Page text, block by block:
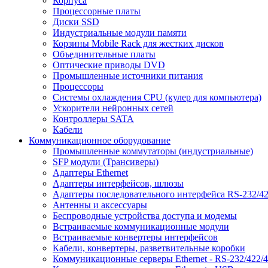
Процессорные платы
Диски SSD
Индустриальные модули памяти
Корзины Mobile Rack для жестких дисков
Объединительные платы
Оптические приводы DVD
Промышленные источники питания
Процессоры
Системы охлаждения CPU (кулер для компьютера)
Ускорители нейронных сетей
Контроллеры SATA
Кабели
Коммуникационное оборудование
Промышленные коммутаторы (индустриальные)
SFP модули (Трансиверы)
Адаптеры Ethernet
Адаптеры интерфейсов, шлюзы
Адаптеры последовательного интерфейса RS-232/
Антенны и аксессуары
Беспроводные устройства доступа и модемы
Встраиваемые коммуникационные модули
Встраиваемые конвертеры интерфейсов
Кабели, конвертеры, разветвительные коробки
Коммуникационные серверы Ethernet - RS-232/422/